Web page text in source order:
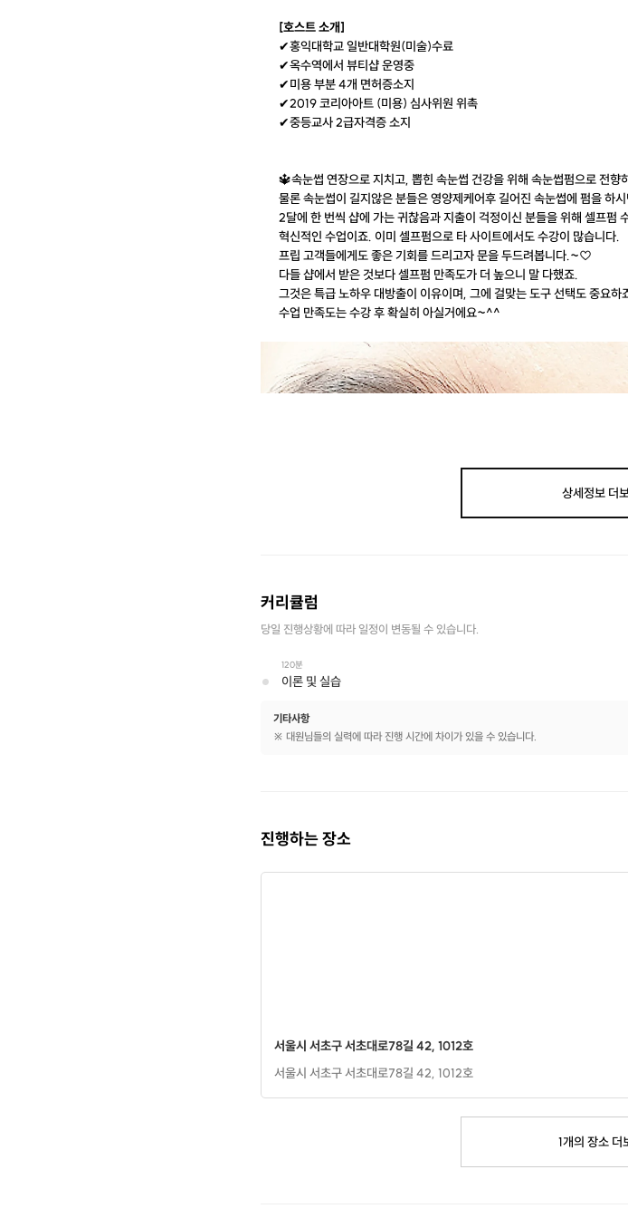
[호스트 소개]
✔홍익대학교 일반대학원(미술)수료
✔옥수역에서 뷰티샵 운영중
✔미용 부분 4개 면허증소지
✔2019 코리아아트 (미용) 심사위원 위촉
✔중등교사 2급자격증 소지
🔱속눈썹 연장으로 지치고, 뽑힌 속눈썹 건강을 위해 속눈썹펌으로 전향
물론 속눈썹이 길지않은 분들은 영양제케어후 길어진 속눈썹에 펌을 하
2달에 한 번씩 샵에 가는 귀찮음과 지출이 걱정이신 분들을 위해 셀프펌
혁신적인 수업이죠. 이미 셀프펌으로 타 사이트에서도 수강이 많습니다.
프립 고객들에게도 좋은 기회를 드리고자 문을 두드려봅니다.~♡
다들 샵에서 받은 것보다 셀프펌 만족도가 더 높으니 말 다했죠.
그것은 특급 노하우 대방출이 이유이며, 그에 걸맞는 도구 선택도 중요하
수업 만족도는 수강 후 확실히 아실거에요~^^
·프립 진행 가능 시간 : 상시 예약 가능
※ 정확한 일정 협의는 [1:1문의] 게시판 또는 구매 후 문자로 발송되는 호
상세정보더
커리큘럼
당일 진행상황에 따라 일정이 변동될 수 있습니다.
120분
이론 및 실습
기타사항
※ 대원님들의 실력에 따라 진행 시간에 차이가 있을 수 있습니다.
진행하는 장소
서울시 서초구 서초대로78길 42, 1012호
서울시 서초구 서초대로78길 42, 1012호
1개의 장소더